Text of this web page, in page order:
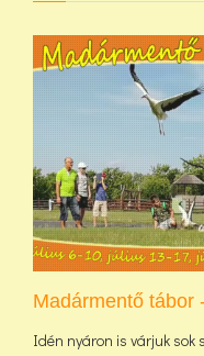
Madármentő tábor
Idén nyáron is várjuk sok